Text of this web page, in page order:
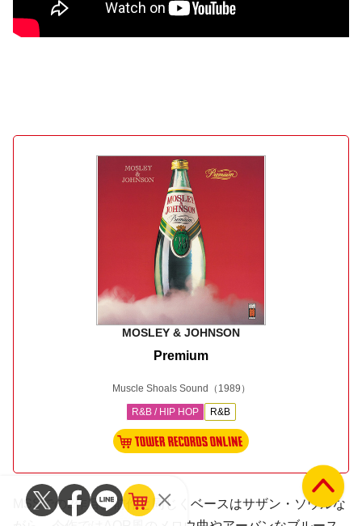
MOSLEY & JOHNSON
Premium
Muscle Shoals Sound （1989）
R&B / HIP HOP R&B
MSSでの2作目。前作と同じくベースはサザン・ソウルな